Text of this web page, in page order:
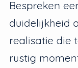
Bespreken
duidelijkheid
realisatie die
rustig